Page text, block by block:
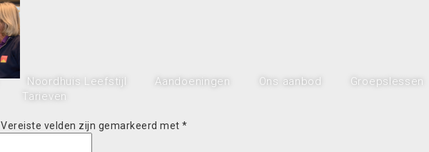
Noordhuis Leefstijl Aandoeningen Ons aanbod Groepslessen
Tarieven
Vereiste velden zijn gemarkeerd met *